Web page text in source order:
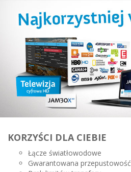
KORZYŚCI DLA CIEBIE
Łącze światłowodowe
Gwarantowana przepustowość
KORZYŚCI DLA CIEBIE
Łącze światłowodowe
Gwarantowana przepustowość